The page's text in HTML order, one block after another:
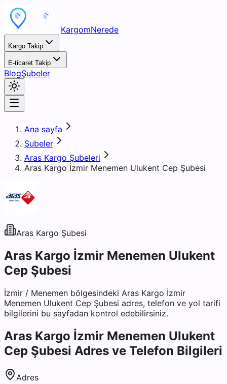
KargomNerede
Kargo Takip
E-ticaret Takip
BlogŞubeler
Ana sayfa
Şubeler
Aras Kargo Şubeleri
Aras Kargo İzmir Menemen Ulukent Cep Şubesi
Aras Kargo Şubesi
Aras Kargo İzmir Menemen Ulukent
Cep Şubesi
İzmir / Menemen bölgesindeki Aras Kargo İzmir
Menemen Ulukent Cep Şubesi adres, telefon ve yol tarifi
bilgilerini bu sayfadan kontrol edebilirsiniz.
Aras Kargo İzmir Menemen Ulukent
Cep Şubesi Adres ve Telefon Bilgileri
Adres